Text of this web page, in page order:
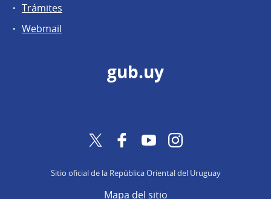
Trámites
Webmail
gub.uy
Twitter FacebookYouTubeInstagram
Sitio oficial de la República Oriental del Uruguay
Mapa del sitio